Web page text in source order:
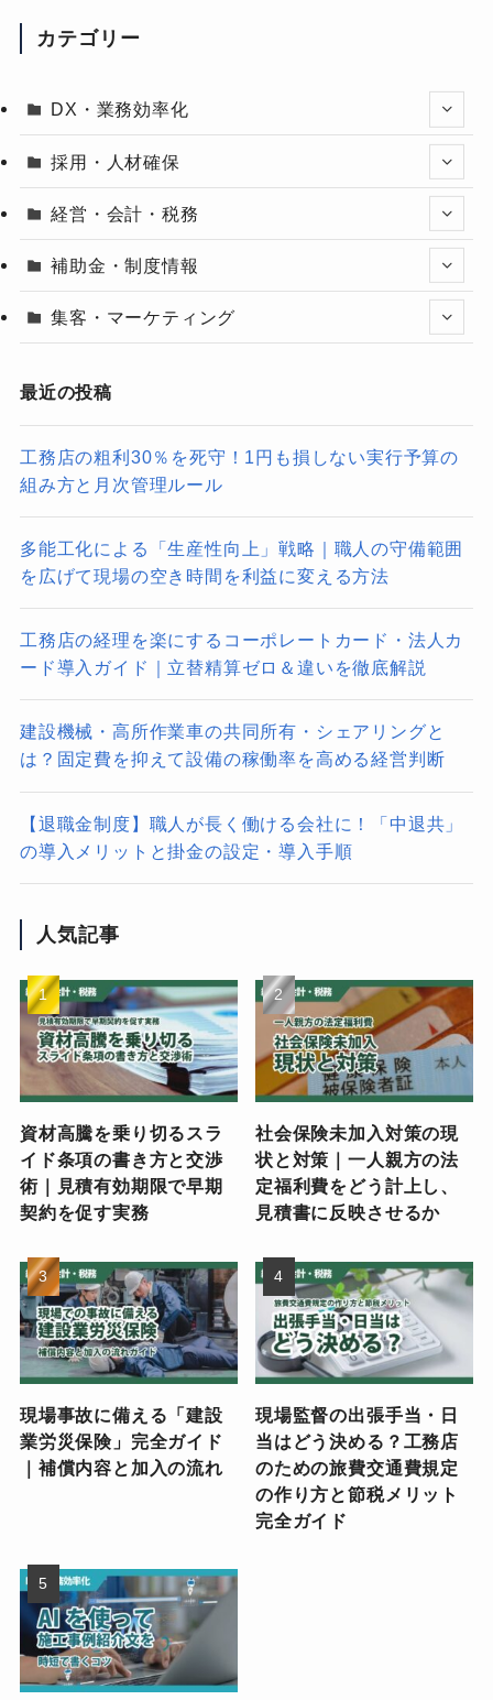
カテゴリー
DX・業務効率化
採用・人材確保
経営・会計・税務
補助金・制度情報
集客・マーケティング
最近の投稿
工務店の粗利30％を死守！1円も損しない実行予算の
組み方と月次管理ルール
多能工化による「生産性向上」戦略｜職人の守備範囲
を広げて現場の空き時間を利益に変える方法
工務店の経理を楽にするコーポレートカード・法人カ
ード導入ガイド｜立替精算ゼロ＆違いを徹底解説
建設機械・高所作業車の共同所有・シェアリングと
は？固定費を抑えて設備の稼働率を高める経営判断
【退職金制度】職人が長く働ける会社に！「中退共」
の導入メリットと掛金の設定・導入手順
人気記事
資材高騰を乗り切るスラ
イド条項の書き方と交渉
術｜見積有効期限で早期
契約を促す実務
社会保険未加入対策の現
状と対策｜一人親方の法
定福利費をどう計上し、
見積書に反映させるか
現場事故に備える「建設
業労災保険」完全ガイド
｜補償内容と加入の流れ
現場監督の出張手当・日
当はどう決める？工務店
のための旅費交通費規定
の作り方と節税メリット
完全ガイド